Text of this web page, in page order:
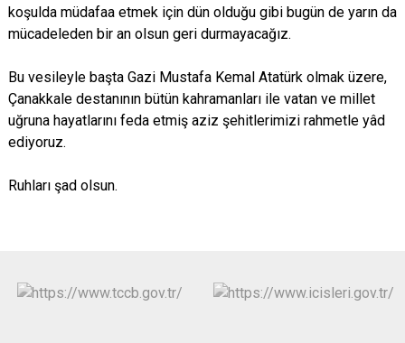
koşulda müdafaa etmek için dün olduğu gibi bugün de yarın da
mücadeleden bir an olsun geri durmayacağız.
Bu vesileyle başta Gazi Mustafa Kemal Atatürk olmak üzere,
Çanakkale destanının bütün kahramanları ile vatan ve millet
uğruna hayatlarını feda etmiş aziz şehitlerimizi rahmetle yâd
ediyoruz.
Ruhları şad olsun.